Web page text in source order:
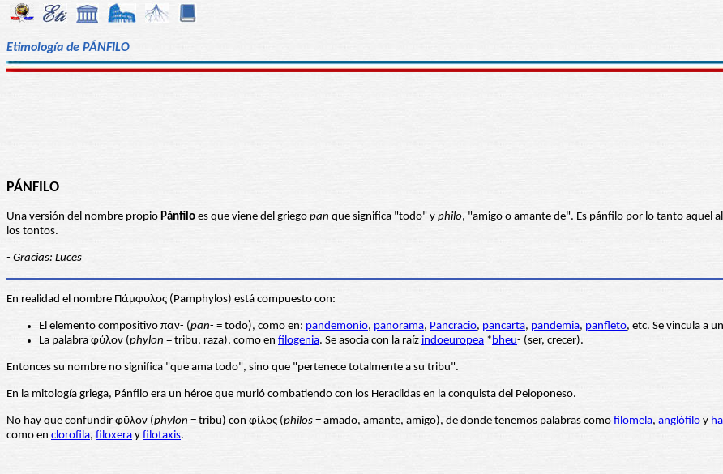
Etimología de PÁNFILO
PÁNFILO
Una versión del nombre propio Pánfilo es que viene del griego pan que significa "todo" y philo, "amigo o amante de". Es pánfilo por lo tanto aquel
los tontos.
- Gracias: Luces
En realidad el nombre Πάμφυλος (Pamphylos) está compuesto con:
El elemento compositivo παν- (pan- = todo), como en: pandemonio, panorama, Pancracio, pancarta, pandemia, panfleto, etc. Se vincula a
La palabra φύλον (phylon = tribu, raza), como en filogenia. Se asocia con la raíz indoeuropea *bheu- (ser, crecer).
Entonces su nombre no significa "que ama todo", sino que "pertenece totalmente a su tribu".
En la mitología griega, Pánfilo era un héroe que murió combatiendo con los Heraclidas en la conquista del Peloponeso.
No hay que confundir φῦλον (phylon = tribu) con φίλος (philos = amado, amante, amigo), de donde tenemos palabras como filomela, anglófilo y
como en clorofila, filoxera y filotaxis.